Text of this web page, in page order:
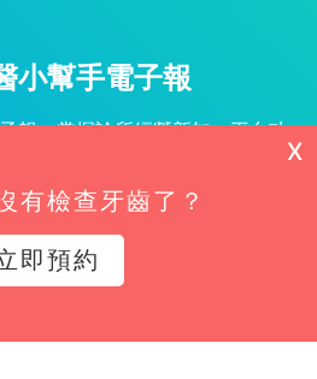
小幫手電子報
報，掌握診所經營新知、平台功
有檢查牙齒了？
即預約
X